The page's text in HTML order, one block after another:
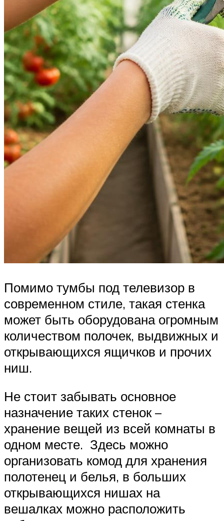
Помимо тумбы под телевизор в
современном стиле, такая стенка
может быть оборудована огромным
количеством полочек, выдвижных и
открывающихся ящичков и прочих
ниш.
Не стоит забывать основное
назначение таких стенок –
хранение вещей из всей комнаты в
одном месте. Здесь можно
организовать комод для хранения
полотенец и белья, в больших
открывающихся нишах на
вешалках можно расположить